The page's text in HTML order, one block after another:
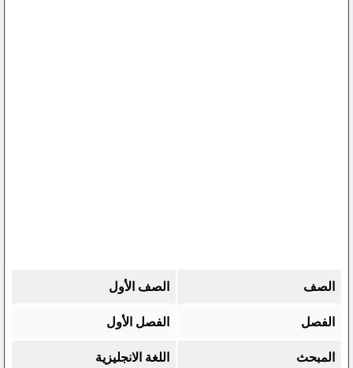
الصف الصف الأول
الفصل الفصل الأول
المبحث اللغة الانجليزية